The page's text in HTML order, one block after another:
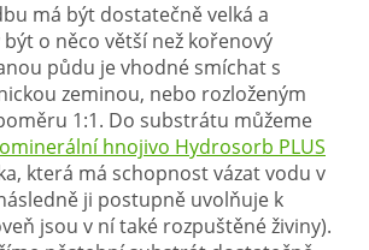
má být dostatečně velká a
o něco větší než kořenový
půdu je vhodné smíchat s
zeminou, nebo rozloženým
1:1. Do substrátu můžeme
hnojivo Hydrosorb PLUS
která má schopnost vázat vodu v
ji postupně uvolňuje k
jsou v ní také rozpuštěné živiny).